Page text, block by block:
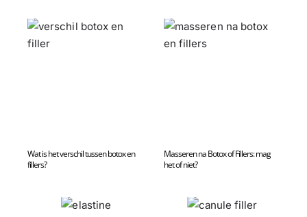
Wat is het verschil tussen botox en
fillers?
Masseren na Botox of Fillers: mag
het of niet?